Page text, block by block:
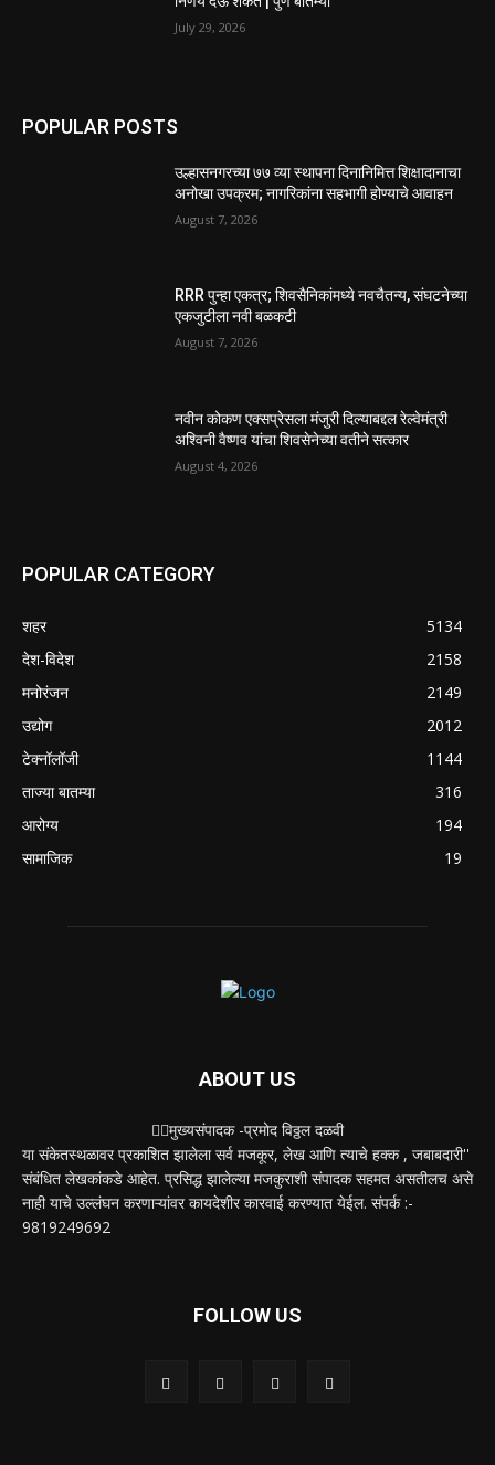
July 29, 2026
POPULAR POSTS
उल्हासनगरच्या ७७ व्या स्थापना दिनानिमित्त शिक्षादानाचा
अनोखा उपक्रम; नागरिकांना सहभागी होण्याचे आवाहन
August 7, 2026
RRR पुन्हा एकत्र; शिवसैनिकांमध्ये नवचैतन्य, संघटनेच्या
एकजुटीला नवी बळकटी
August 7, 2026
नवीन कोकण एक्सप्रेसला मंजुरी दिल्याबद्दल रेल्वेमंत्री
अश्विनी वैष्णव यांचा शिवसेनेच्या वतीने सत्कार
August 4, 2026
POPULAR CATEGORY
शहर
5134
देश-विदेश
2158
मनोरंजन
2149
उद्योग
2012
टेक्नॉलॉजी
1144
ताज्या बातम्या
316
आरोग्य
194
सामाजिक
19
ABOUT US
✍🏻मुख्यसंपादक -प्रमोद विठ्ठल दळवी
या संकेतस्थळावर प्रकाशित झालेला सर्व मजकूर, लेख आणि त्याचे हक्क , जबाबदारी''
संबंधित लेखकांकडे आहेत. प्रसिद्ध झालेल्या मजकुराशी संपादक सहमत असतीलच असे
नाही याचे उल्लंघन करणाऱ्यांवर कायदेशीर कारवाई करण्यात येईल. संपर्क :-
9819249692
FOLLOW US